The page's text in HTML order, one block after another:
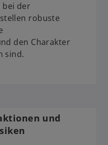
der
robuste
den Charakter
sind.
und